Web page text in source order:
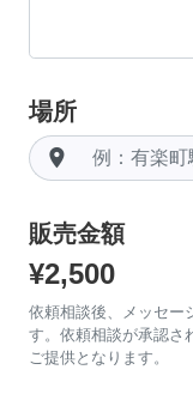
場所
room
販売金額
¥2,500
依頼相談後、メッセー
す。依頼相談が承認
ご提供となります。